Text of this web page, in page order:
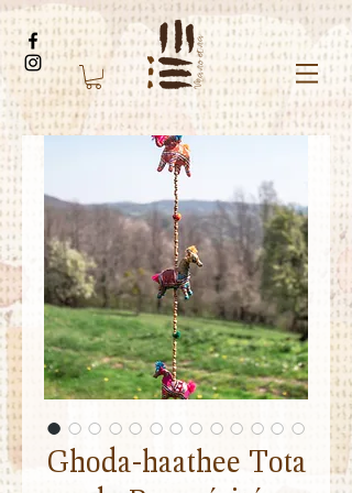
Ghoda-haathee Tota